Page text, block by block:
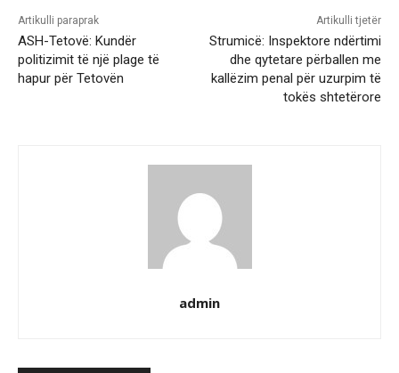
Artikulli paraprak
ASH-Tetovë: Kundër
politizimit të një plage të
hapur për Tetovën
Artikulli tjetër
Strumicë: Inspektore ndërtimi
dhe qytetare përballen me
kallëzim penal për uzurpim të
tokës shtetërore
admin